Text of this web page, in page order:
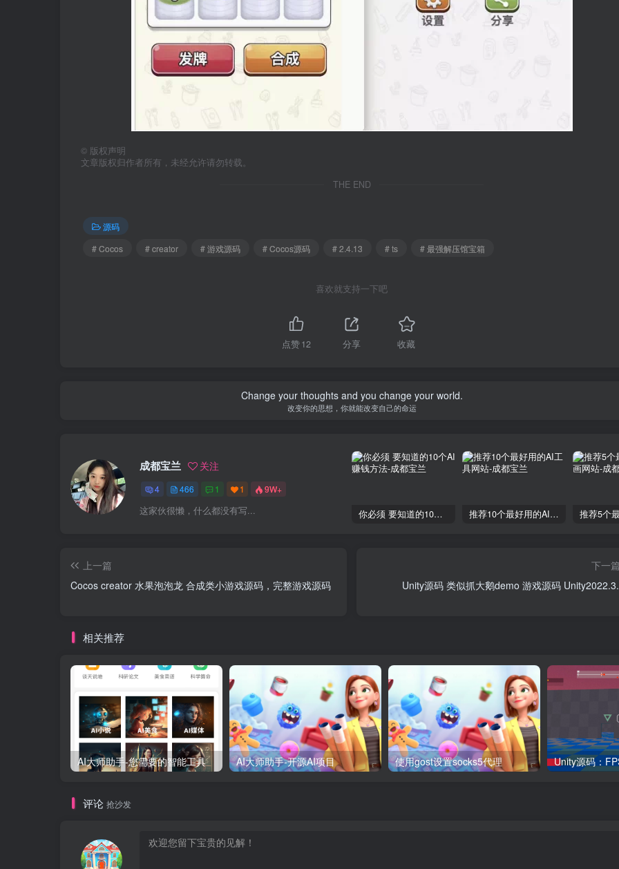
© 版权声明
文章版权归作者所有，未经允许请勿转载。
THE END
源码
# Cocos
# creator # 游戏源码 # Cocos源码 # 2.4.13 # ts # 最强解压馆宝箱
喜欢就支持一下吧
点赞12 分享 收藏
Change your thoughts and you change your world.
改变你的思想，你就能改变自己的命运
成都宝兰 关注
4 466 1 1 9W+
这家伙很懒，什么都没有写... 你必须 要知道的10个AI赚钱方法 推荐10个最好用的AI工具网站
上一篇
Cocos creator 水果泡泡龙 合成类小游戏源码，完整游戏源码
下一篇
Unity源码 类似抓大鹅demo 游戏源码
相关推荐
AI大师助手-您需要的智能工具 AI大师助手-开源AI项目 使用gost设置socks5代理
评论 抢沙发